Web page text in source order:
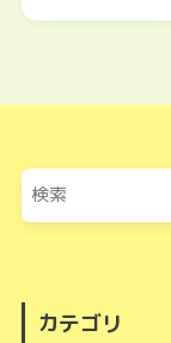
カテゴリ